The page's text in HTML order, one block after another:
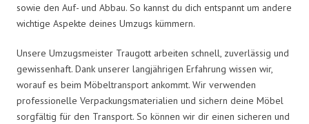
sowie den Auf- und Abbau. So kannst du dich entspannt um andere
wichtige Aspekte deines Umzugs kümmern.
Unsere Umzugsmeister Traugott arbeiten schnell, zuverlässig und
gewissenhaft. Dank unserer langjährigen Erfahrung wissen wir,
worauf es beim Möbeltransport ankommt. Wir verwenden
professionelle Verpackungsmaterialien und sichern deine Möbel
sorgfältig für den Transport. So können wir dir einen sicheren und